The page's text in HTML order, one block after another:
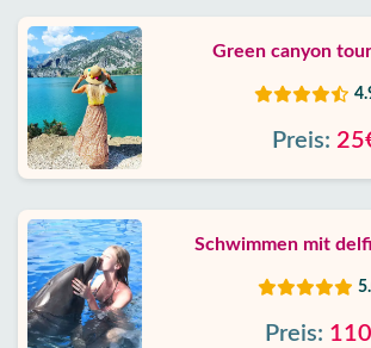
Green canyon
Preis:
Schwimmen mit
Preis: